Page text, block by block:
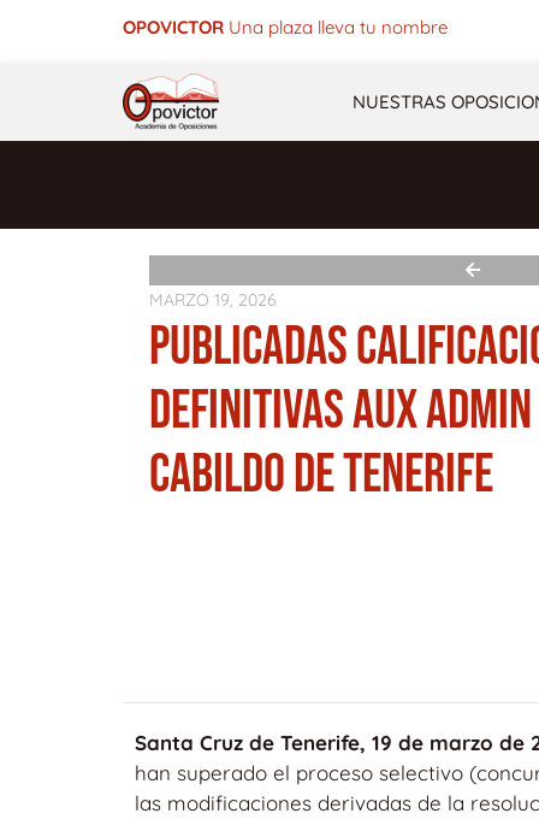
OPOVICTOR Una plaza lleva tu nombre
NUESTRAS
MARZO 19, 2026
PUBLICADAS
DEFINITIVAS AUX
CABILDO DE TENERIFE
Santa Cruz de Tenerife, 19 de marzo de
han superado el proceso selectivo
las modificaciones derivadas de la